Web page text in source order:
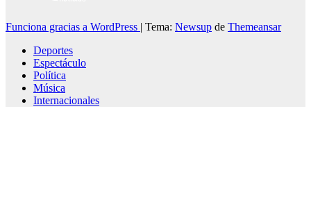
Funciona gracias a WordPress | Tema: Newsup de Themeansar
Deportes
Espectáculo
Política
Música
Internacionales